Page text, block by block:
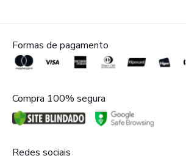
Formas de pagamento
Compra 100% segura
Redes sociais